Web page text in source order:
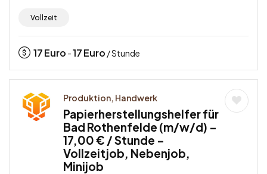
Vollzeit
17Euro -17Euro / Stunde
Produktion, Handwerk
Papierherstellungshelfer für
Bad Rothenfelde (m/w/d) –
17,00 € / Stunde –
Vollzeitjob, Nebenjob,
Minijob